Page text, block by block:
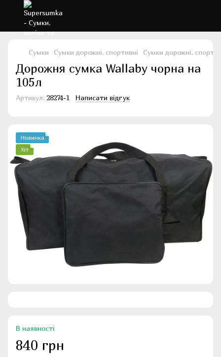
Сумки Сумки дорожні, спортивні Сумки дорожні,
Дорожня сумка Wallaby чорна на
105л
Артикул: 28274-1 Написати відгук
Новинка
Хіт
В наявності
840 грн